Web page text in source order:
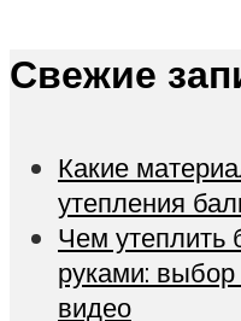
Свежие
Какие
утепления
Чем утеплить
руками:
видео